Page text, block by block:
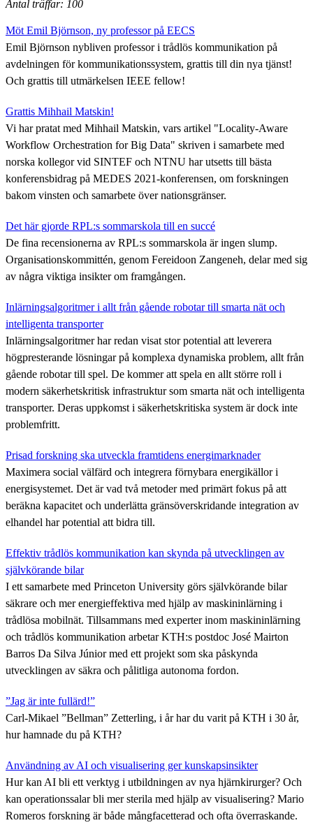
Antal träffar: 100
Möt Emil Björnson, ny professor på EECS
Emil Björnson nybliven professor i trådlös kommunikation på
avdelningen för kommunikationssystem, grattis till din nya tjänst!
Och grattis till utmärkelsen IEEE fellow!
Grattis Mihhail Matskin!
Vi har pratat med Mihhail Matskin, vars artikel "Locality-Aware
Workflow Orchestration for Big Data" skriven i samarbete med
norska kollegor vid SINTEF och NTNU har utsetts till bästa
konferensbidrag på MEDES 2021-konferensen, om forskningen
bakom vinsten och samarbete över nationsgränser.
Det här gjorde RPL:s sommarskola till en succé
De fina recensionerna av RPL:s sommarskola är ingen slump.
Organisationskommittén, genom Fereidoon Zangeneh, delar med sig
av några viktiga insikter om framgången.
Inlärningsalgoritmer i allt från gående robotar till smarta nät och
intelligenta transporter
Inlärningsalgoritmer har redan visat stor potential att leverera
högpresterande lösningar på komplexa dynamiska problem, allt från
gående robotar till spel. De kommer att spela en allt större roll i
modern säkerhetskritisk infrastruktur som smarta nät och intelligenta
transporter. Deras uppkomst i säkerhetskritiska system är dock inte
problemfritt.
Prisad forskning ska utveckla framtidens energimarknader
Maximera social välfärd och integrera förnybara energikällor i
energisystemet. Det är vad två metoder med primärt fokus på att
beräkna kapacitet och underlätta gränsöverskridande integration av
elhandel har potential att bidra till.
Effektiv trådlös kommunikation kan skynda på utvecklingen av
självkörande bilar
I ett samarbete med Princeton University görs självkörande bilar
säkrare och mer energieffektiva med hjälp av maskininlärning i
trådlösa mobilnät. Tillsammans med experter inom maskininlärning
och trådlös kommunikation arbetar KTH:s postdoc José Mairton
Barros Da Silva Júnior med ett projekt som ska påskynda
utvecklingen av säkra och pålitliga autonoma fordon.
”Jag är inte fullärd!”
Carl-Mikael ”Bellman” Zetterling, i år har du varit på KTH i 30 år,
hur hamnade du på KTH?
Användning av AI och visualisering ger kunskapsinsikter
Hur kan AI bli ett verktyg i utbildningen av nya hjärnkirurger? Och
kan operationssalar bli mer sterila med hjälp av visualisering? Mario
Romeros forskning är både mångfacetterad och ofta överraskande.